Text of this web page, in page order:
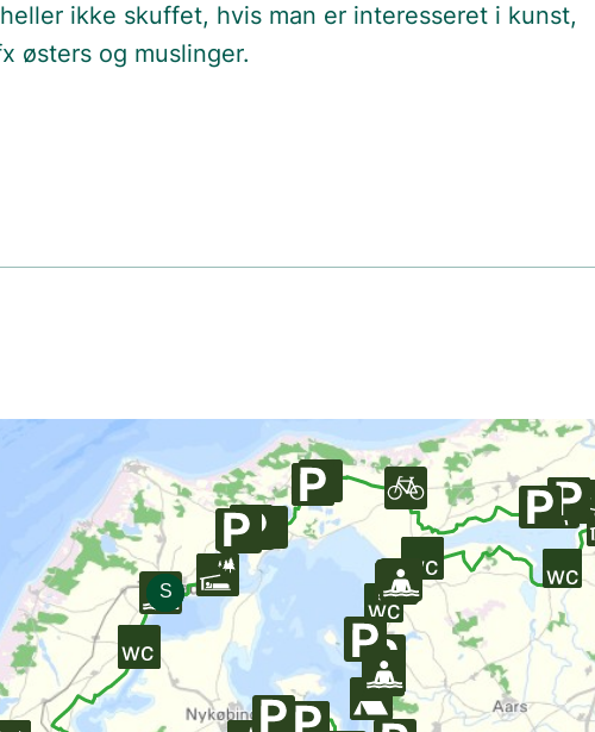
ikke skuffet, hvis man er interesseret i kunst,
østers og muslinger.